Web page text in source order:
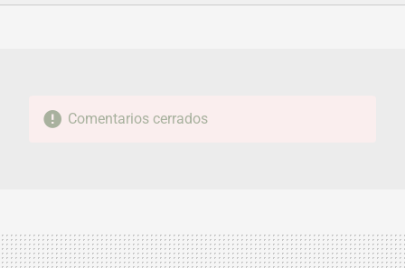
FACEBOOKTWITTERFLIPBOARD
E-
WHATSAPP
Comentarios cerrados